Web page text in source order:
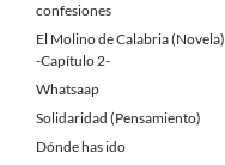
confesiones
El Molino de Calabria (Novela)
-Capítulo 2-
Whatsaap
Solidaridad (Pensamiento)
Dónde has ido